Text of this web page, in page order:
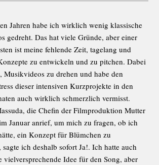
Jahren habe ich wirklich wenig klassische
gedreht. Das hat viele Gründe, aber einer
ist meine fehlende Zeit, tagelang und
zu entwickeln und zu pitchen. Dabei
Musikvideos zu drehen und habe den
dieser intensiven Kurzprojekte in den
auch wirklich schmerzlich vermisst.
die Chefin der Filmproduktion Mutter
Januar anrief, um mich zu fragen, ob ich
ein Konzept für Blümchen zu
ich deshalb sofort Ja!. Ich hatte auch
vielversprechende Idee für den Song, aber